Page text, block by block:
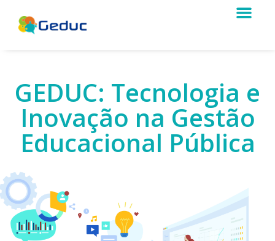
GEDUC: Tecnologia e
Inovação na Gestão
Educacional Pública